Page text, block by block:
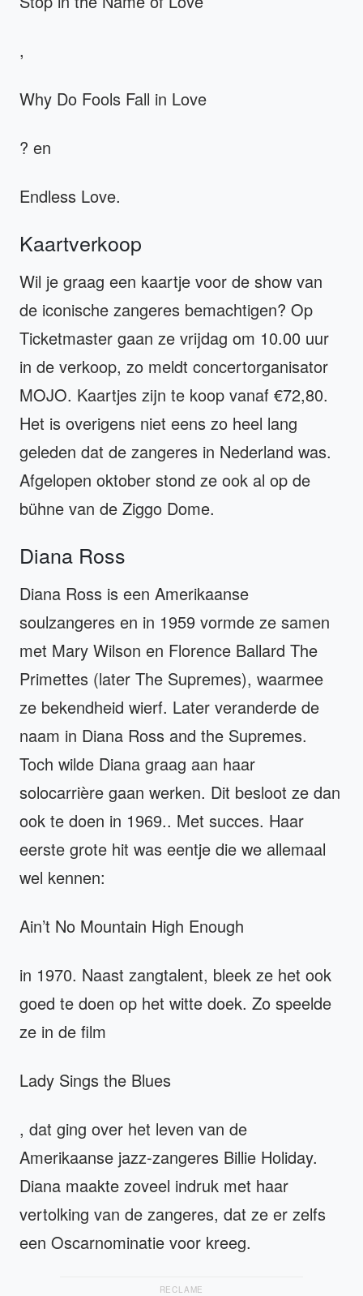
,
Why Do Fools Fall in Love
? en
Endless Love.
Kaartverkoop
Wil je graag een kaartje voor de show van
de iconische zangeres bemachtigen? Op
Ticketmaster gaan ze vrijdag om 10.00 uur
in de verkoop, zo meldt concertorganisator
MOJO. Kaartjes zijn te koop vanaf €72,80.
Het is overigens niet eens zo heel lang
geleden dat de zangeres in Nederland was.
Afgelopen oktober stond ze ook al op de
bühne van de Ziggo Dome.
Diana Ross
Diana Ross is een Amerikaanse
soulzangeres en in 1959 vormde ze samen
met Mary Wilson en Florence Ballard The
Primettes (later The Supremes), waarmee
ze bekendheid wierf. Later veranderde de
naam in Diana Ross and the Supremes.
Toch wilde Diana graag aan haar
solocarrière gaan werken. Dit besloot ze dan
ook te doen in 1969.. Met succes. Haar
eerste grote hit was eentje die we allemaal
wel kennen:
Ain’t No Mountain High Enough
in 1970. Naast zangtalent, bleek ze het ook
goed te doen op het witte doek. Zo speelde
ze in de film
Lady Sings the Blues
, dat ging over het leven van de
Amerikaanse jazz-zangeres Billie Holiday.
Diana maakte zoveel indruk met haar
vertolking van de zangeres, dat ze er zelfs
een Oscarnominatie voor kreeg.
RECLAME